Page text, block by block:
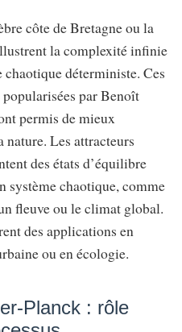
côte de Bretagne ou la
la complexité infinie
chaotique déterministe. Ces
par Benoît
permis de mieux
Les attracteurs
des états d’équilibre
système chaotique, comme
fleuve ou le climat global.
des applications en
ou en écologie.
Planck : rôle